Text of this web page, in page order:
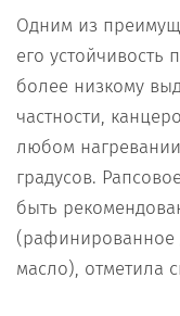
Одним из
его устойчивость
более низкому
частности,
любом
градусов.
быть
(рафинированное
масло), отметила